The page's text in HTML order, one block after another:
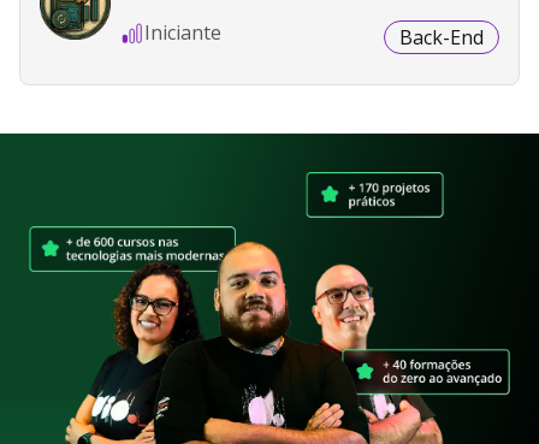
Iniciante
Back-End